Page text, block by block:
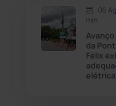
Caturama
Chapada
06
min
da
Félix